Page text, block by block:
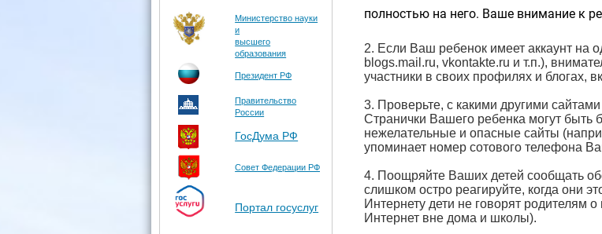
Министерство науки
и
высшего
образования
Президент РФ
Правительство
России
ГосДума РФ
Совет Федерации РФ
Портал госуслуг
полностью на него. Ваше внимание к
2. Если Ваш ребенок имеет аккаунт на
blogs.mail.ru, vkontakte.ru и т.п.),
участники в своих профилях и блогах,
3. Проверьте, с какими другими
Странички Вашего ребенка могут быть
нежелательные и опасные сайты
упоминает номер сотового телефона
4. Поощряйте Ваших детей сообщать
слишком остро реагируйте, когда они
Интернету дети не говорят родителям
Интернет вне дома и школы).